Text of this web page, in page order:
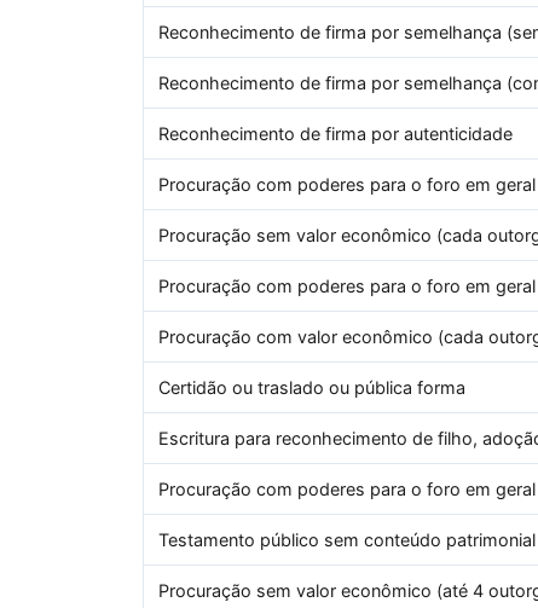
Reconhecimento de firma por semelhança
Reconhecimento de firma por semelhança
Reconhecimento de firma por autenticidade
Procuração com poderes para o foro em
Procuração sem valor econômico (cada
Procuração com poderes para o foro em
Procuração com valor econômico (cada
Certidão ou traslado ou pública forma
Escritura para reconhecimento de filho,
Procuração com poderes para o foro em
Testamento público sem conteúdo patrimonial
Procuração sem valor econômico (até 4